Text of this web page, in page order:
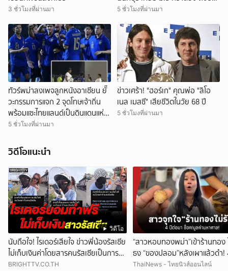
3 ชั่วโมงที่ผ่านมา
เกิดศรีสะเกษ
5 ชั่วโมงที่ผ่านมา
ทัวร์พม่าลงเพจลูกหนังอาเซียน ยั๊
วะกรรมการแจก 2 จุดโทษเจ้าถิ่น
พร้อมแซะไทยแลนด์เป็นดินแดนแห่ง
จุดโทษ
5 ชั่วโมงที่ผ่านมา
ข่าวเศร้า! "ฮอร์เก" คุณพ่อ "ลิโอ
เนล เมสซี" เสียชีวิตในวัย 68 ปี
5 ชั่วโมงที่ผ่านมา
วิดีโอแนะนำ
วิดีโอ
นับถือใจ! ไรเดอร์เสียใจ ข่าวพี่น้องรัสเซีย
ไม่เก็บเงินค่าโดยสารคนรัสเซียเป็นการ
ขอโทษ
BRIGHTTV.CO.TH
“สาวหอบทองพม่า”เข้าร้านทอ
ธง “ของปลอม”หลังเผาแล้วดำ
มา ช็อกมูลค่าพุ่งมหาศาล!
ThaiNews - ไทยนิวส์ออนไลน์